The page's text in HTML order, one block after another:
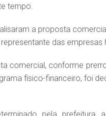
tempo.
a proposta
das empresas
comercial, conforme
físico-financeiro, foi